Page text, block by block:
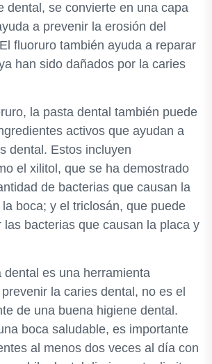
dental, se convierte en una capa
a prevenir la erosión del
fluoruro también ayuda a reparar
han sido dañados por la caries
la pasta dental también puede
activos que ayudan a
dental. Estos incluyen
el xilitol, que se ha demostrado
de bacterias que causan la
boca; y el triclosán, que puede
las bacterias que causan la placa y
dental es una herramienta
la caries dental, no es el
de una buena higiene dental.
boca saludable, es importante
al menos dos veces al día con